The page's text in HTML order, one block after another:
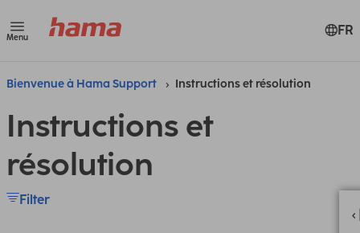
Menu FR
Bienvenue à Hama Support Instructions et résolution
Instructions et
résolution
Filter